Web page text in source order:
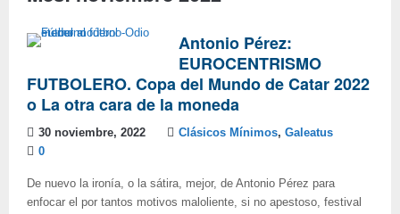
Antonio Pérez:
EUROCENTRISMO
FUTBOLERO. Copa del Mundo de Catar 2022
o La otra cara de la moneda
30 noviembre, 2022 Clásicos Mínimos, Galeatus
0
De nuevo la ironía, o la sátira, mejor, de Antonio Pérez para
enfocar el por tantos motivos maloliente, si no apestoso, festival